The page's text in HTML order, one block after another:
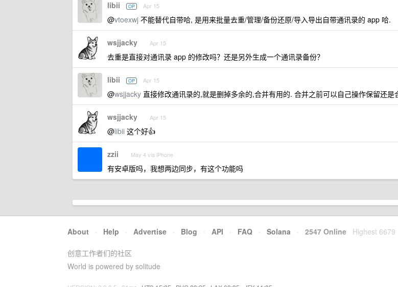
libii OP Apr 15
@vtoexwj 不能替代自带哈, 是用来批量去重/管理/备份还原/导入导出自带通讯录的 app 哈.
wsjjacky Apr 15
去重是直接对通讯录 app 的修改吗？还是另外生成一个通讯录备份？
libii OP Apr 15
@wsjjacky 直接修改通讯录的,就是删掉多余的,合并有用的. 合并之前可以自己操作保留还是
wsjjacky Apr 15
@libii 这个好👍
zzii May 4 via iPhone
有安卓版吗，我想两边同步，有这个功能吗
About · Help · Advertise · Blog · API · FAQ · Solana · 2547 Online Highest 6679
创意工作者们的社区
World is powered by solitude